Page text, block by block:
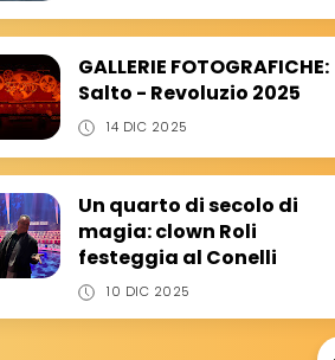
GALLERIE FOTOGRAFICHE:
Salto - Revoluzio 2025
14 DIC 2025
Un quarto di secolo di
magia: clown Roli
festeggia al Conelli
10 DIC 2025